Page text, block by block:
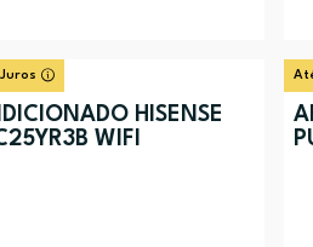
(2)
HISENSE
WIFI